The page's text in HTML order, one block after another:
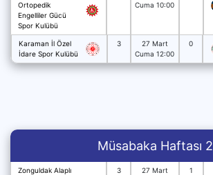
Ortopedik
Engelliler Gücü
Spor Kulübü
Cuma 10:00
Karaman İl Özel
İdare Spor Kulübü
3
27 Mart
Cuma 12:00
0
Müsabaka Haftası 2
Zonguldak Alaplı
3
27 Mart
1